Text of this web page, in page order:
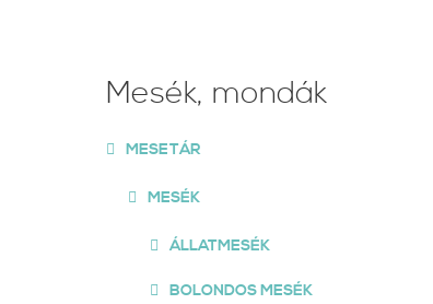
Mesék, mondák
MESETÁR
MESÉK
ÁLLATMESÉK
BOLONDOS MESÉK